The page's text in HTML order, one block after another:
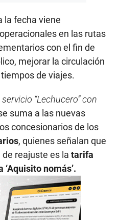
la fecha viene
en las rutas
con el fin de
mejorar la circulación
de viajes.
“Lechucero” con
suma a las nuevas
concesionarios de los
, quienes señalan que
reajuste es la tarifa
nomás’.